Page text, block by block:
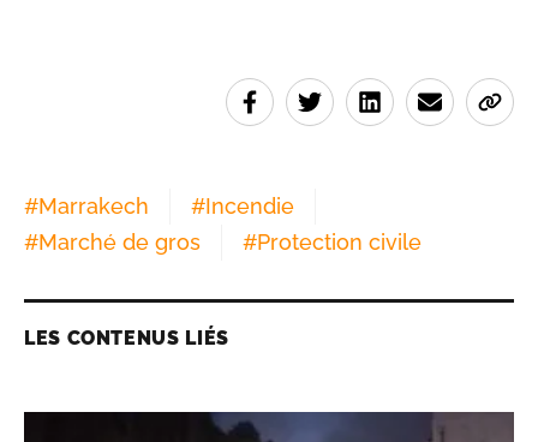
#Marrakech #Incendie
#Marché de gros #Protection civile
LES CONTENUS LIÉS